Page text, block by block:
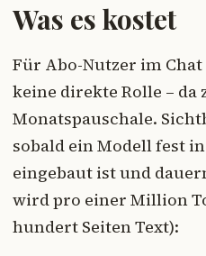
Was es kostet
Für Abo-Nutzer im
keine direkte Rolle – da
Monatspauschale.
sobald ein Modell fest
eingebaut ist und
wird pro einer Million
hundert Seiten Text):